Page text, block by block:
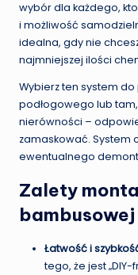
wybór dla każdego,
i możliwość
idealna, gdy nie
najmniejszej ilości
Wybierz ten system
podłogowego lub
nierówności –
zamaskować. System
ewentualnego
Zalety
Łatwość i
tego, że jest